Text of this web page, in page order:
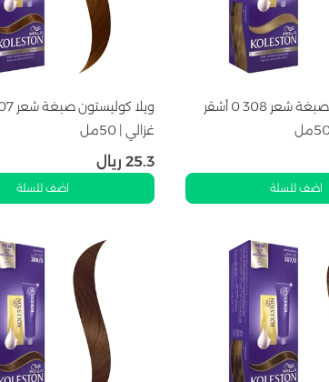
ويلا كوليستون صبغة شعر 308 0 أشقر
اضف للسلة
غزالي | 50مل
25.3 ريال
اضف للسلة